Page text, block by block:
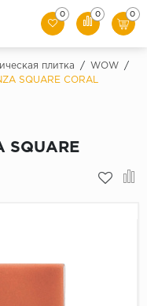
0 0 0
плитка / WOW
/
SQUARE CORAL
SQUARE